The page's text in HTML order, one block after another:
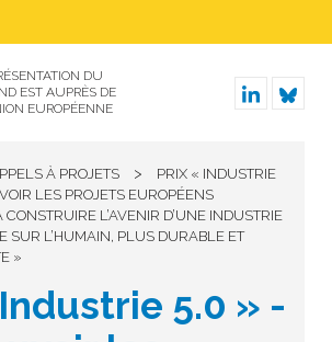
DU
EST AUPRÈS DE
EUROPÉENNE
À PROJETS >
PRIX « INDUSTRIE
LES PROJETS EUROPÉENS
L’AVENIR D’UNE INDUSTRIE
SUR L’HUMAIN, PLUS DURABLE ET
»
5.0 » -